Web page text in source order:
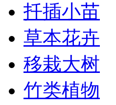
扦插小苗
草本花卉
移栽大树
竹类植物